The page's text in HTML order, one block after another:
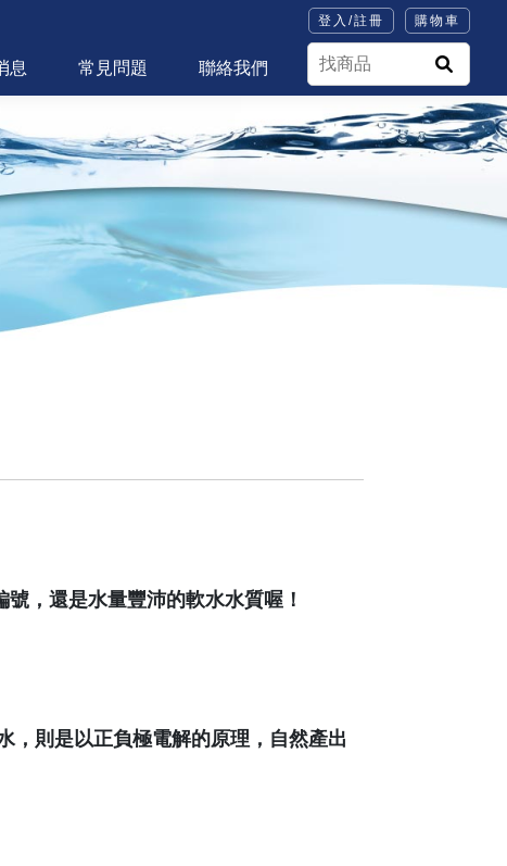
登入/註冊 購物車
息 常見問題 聯絡我們
，還是水量豐沛的軟水水質喔！
，則是以正負極電解的原理，自然產出